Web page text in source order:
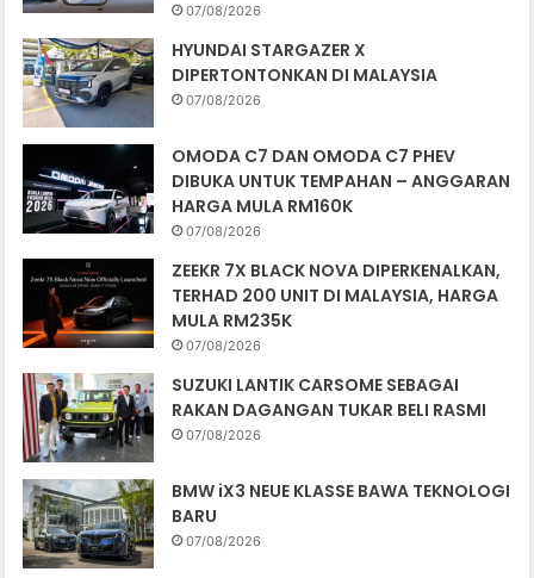
07/08/2026
HYUNDAI STARGAZER X
DIPERTONTONKAN DI MALAYSIA
07/08/2026
OMODA C7 DAN OMODA C7 PHEV
DIBUKA UNTUK TEMPAHAN – ANGGARAN
HARGA MULA RM160K
07/08/2026
ZEEKR 7X BLACK NOVA DIPERKENALKAN,
TERHAD 200 UNIT DI MALAYSIA, HARGA
MULA RM235K
07/08/2026
SUZUKI LANTIK CARSOME SEBAGAI
RAKAN DAGANGAN TUKAR BELI RASMI
07/08/2026
BMW iX3 NEUE KLASSE BAWA TEKNOLOGI
BARU
07/08/2026